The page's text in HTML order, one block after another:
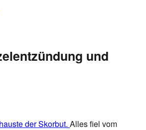
und
der Skorbut. Alles fiel vom